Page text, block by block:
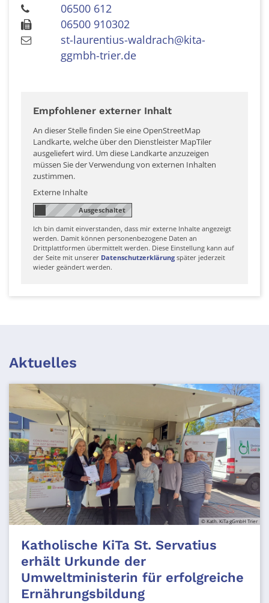
06500 612
06500 910302
st-laurentius-waldrach@kita-
ggmbh-trier.de
Empfohlener externer Inhalt
An dieser Stelle finden Sie eine OpenStreetMap
Landkarte, welche über den Dienstleister MapTiler
ausgeliefert wird. Um diese Landkarte anzuzeigen
müssen Sie der Verwendung von externen Inhalten
zustimmen.
Externe Inhalte
Ich bin damit einverstanden, dass mir externe Inhalte angezeigt
werden. Damit können personenbezogene Daten an
Drittplattformen übermittelt werden. Diese Einstellung kann auf
der Seite mit unserer Datenschutzerklärung später jederzeit
wieder geändert werden.
Aktuelles
© Kath. KiTa gGmbH Trier
Katholische KiTa St. Servatius
erhält Urkunde der
Umweltministerin für erfolgreiche
Ernährungsbildung